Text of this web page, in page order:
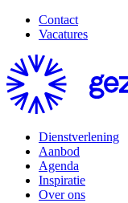
Contact
Vacatures
Dienstverlening
Aanbod
Agenda
Inspiratie
Over ons